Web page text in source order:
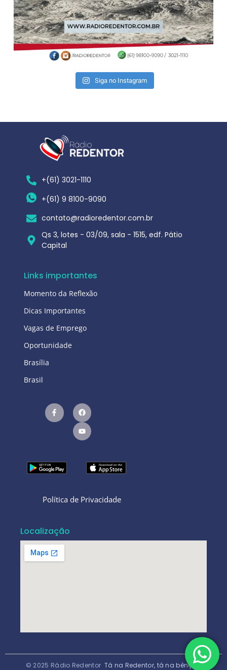
Siga no Instagram
+(61) 3021-1110
+(61) 9 8100-9090
contato@radioredentor.com.br
Qs 3, lotes - 03/09, sala - 1515, edf. Pátio
Capital
Links importantes
Momento da Reflexão
Dicas Importantes
Vagas de Emprego
Oportunidade
Brasília
Brasil
Política de Privacidade
Localização
© 2025 Rádio Redentor Tá na Redentor, tá na bênção